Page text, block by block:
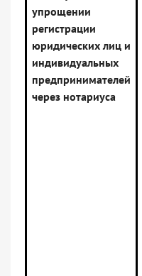
упрощении
регистрации
юридических лиц и
индивидуальных
предпринимателей
через нотариуса